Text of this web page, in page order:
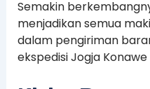
Semakin
menjadikan semua
dalam pengiriman
ekspedisi Jogja